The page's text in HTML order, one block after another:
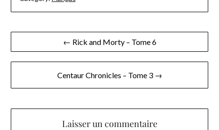
Navigation
de
← Rick and Morty – Tome 6
Centaur Chronicles – Tome 3 →
Laisser un commentaire